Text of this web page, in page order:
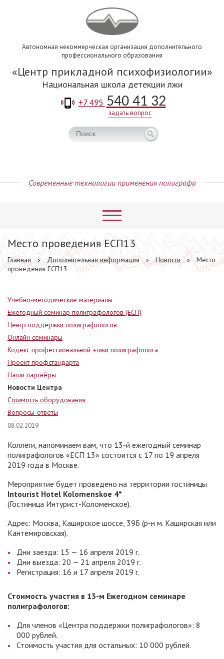
+7 495 540 41 32
задать вопрос
Автономная некоммерческая организация дополнительного
профессионального образования
Центр прикладной психофизиологии
Национальная школа детекции лжи
Современные технологии применения полиграфа
Место проведения ЕСП13
Главная Дополнительная информация Новости
Место
проведения ЕСП13
Учебно-методические материалы
Ежегодный семинар полиграфологов (ЕСП)
Центр поддержки полиграфологов
Онлайн семинары
Кодекс профессиональной этики полиграфолога
Проект профстандарта
Наши партнёры
Новости Центра
Стоимость оборудования
Вопросы-ответы
08.02.2019
Коллеги, напоминаем вам, что 13-й ежегодный семинар
полиграфологов «ЕСП 13» состоится с 17 по 19 апреля
2019 года в Москве.
Мероприятие будет проведено на территории гостиницы
Intourist Hotel Kolomenskoe 4*
(Гостиница Интурист-Коломенское).
Адрес: Москва, Каширское шоссе, 39Б (р-н м. Каширская или
Кантемировская).
Дни заезда: 15 — 16 апреля 2019 г.
Дни выезда: 20 — 21 апреля 2019 г.
Регистрация: 16 и 17 апреля 2019 г.
Стоимость участия в 13-м Ежегодном семинаре
полиграфологов:
Для членов «Центра поддержки полиграфологов»: 8
000 рублей.
Стоимость участия для остальных: 10 000 рублей.